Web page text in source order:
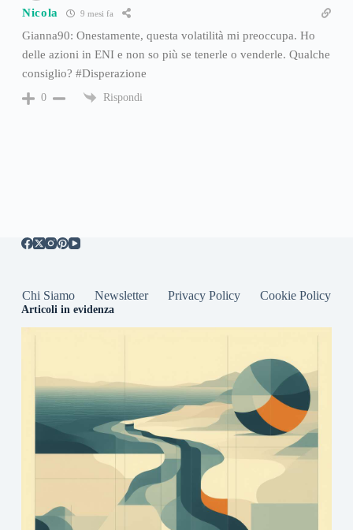
Nicola 9 mesi fa
Gianna90: Onestamente, questa volatilità mi preoccupa. Ho
delle azioni in ENI e non so più se tenerle o venderle. Qualche
consiglio? #Disperazione
0 Rispondi
Chi Siamo Newsletter Privacy Policy Cookie Policy
Articoli in evidenza